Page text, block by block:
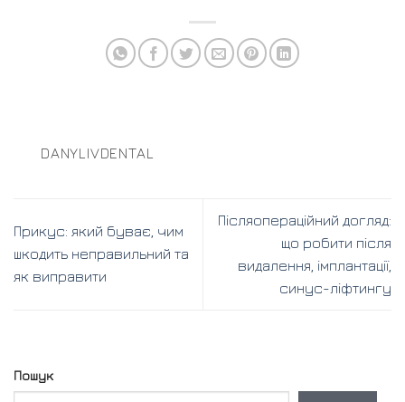
DANYLIVDENTAL
Прикус: який буває, чим
шкодить неправильний та
як виправити
Післяопераційний догляд:
що робити після
видалення, імплантації,
синус-ліфтингу
Пошук